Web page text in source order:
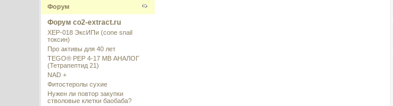
Форум
Форум co2-extract.ru
XEP-018 ЭксИПи (cone snail
токсин)
Про активы для 40 лет
TEGO® PEP 4-17 MB АНАЛОГ
(Тетрапептид 21)
NAD +
Фитостеролы сухие
Нужен ли повтор закупки
стволовые клетки баобаба?